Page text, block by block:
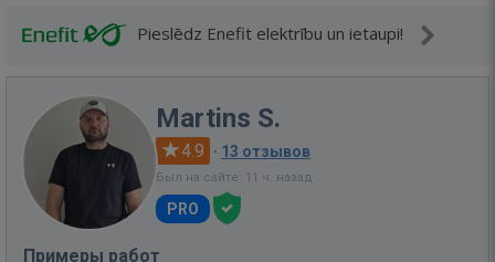
Pieslēdz Enefit elektrību un ietaupi!
Martins S.
4.9 · 13 отзывов
Был на сайте: 11 ч. назад
PRO
Примеры работ